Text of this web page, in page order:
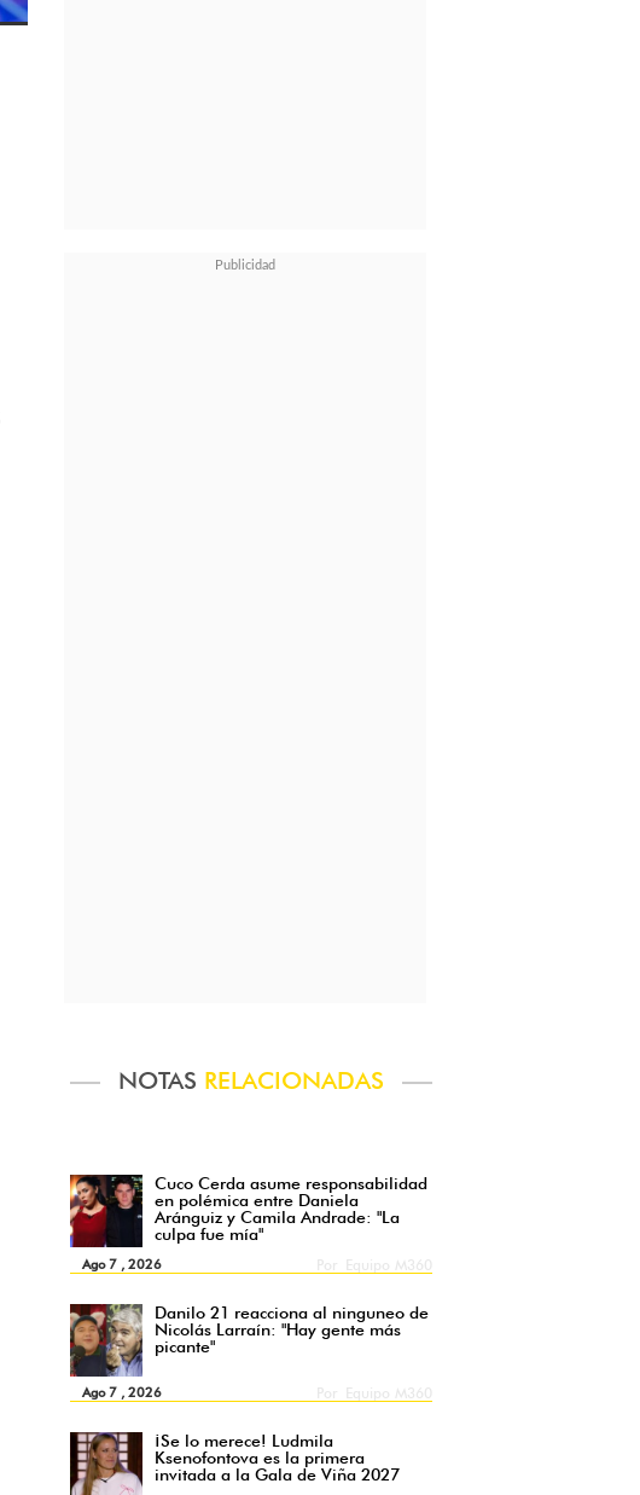
NOTAS RELACIONADAS
Cuco Cerda asume responsabilidad
en polémica entre Daniela
Aránguiz y Camila Andrade: "La
culpa fue mía"
Ago 7 , 2026
Danilo 21 reacciona al ninguneo de
Nicolás Larraín: "Hay gente más
picante"
Ago 7 , 2026
¡Se lo merece! Ludmila
Ksenofontova es la primera
invitada a la Gala de Viña 2027